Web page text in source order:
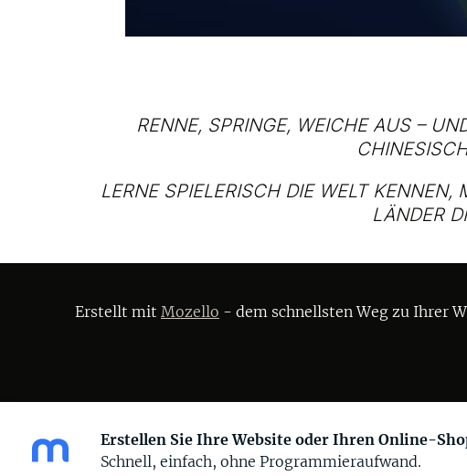
RENNE, SPRINGE, WEICHE AUS –
LERNE SPIELERISCH DIE WELT
LÄNDER
Erstellt mit Mozello - dem schnellsten Weg zu Ihrer
Erstellen Sie Ihre Website oder Ihren Online-
Schnell, einfach, ohne Programmieraufwand.